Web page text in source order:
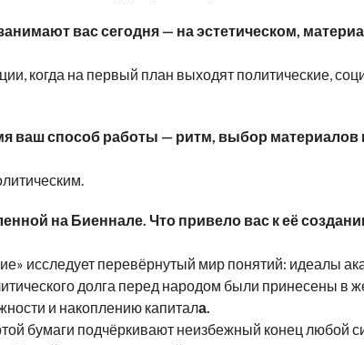
вас сегодня — на эстетическом,
когда на первый план выходят политические,
ваш способ работы — ритм, выбор материалов
на Биеннале. Что привело вас к её
исследует перевёрнутый мир понятий: идеалы
долга перед народом были принесены в
и накоплению капитала.
бумаги подчёркивают неизбежный конец любой